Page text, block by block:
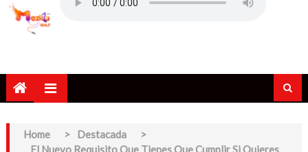
Home > Destacada
>
El Nuevo Requisito Que Tienes Que Cumplir Si Quieres